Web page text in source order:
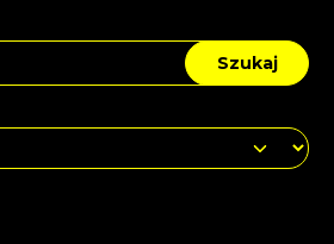
Szukaj